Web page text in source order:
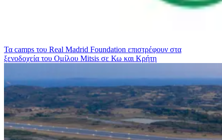
Τα camps του Real Madrid Foundation επιστρέφουν στα
ξενοδοχεία του Ομίλου Mitsis σε Κω και Κρήτη